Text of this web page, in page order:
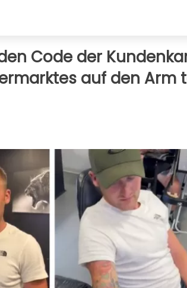
Code der
auf den Arm